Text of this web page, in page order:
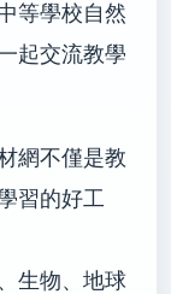
等學校自然
起交流教學
網不僅是教
習的好工
生物、地球